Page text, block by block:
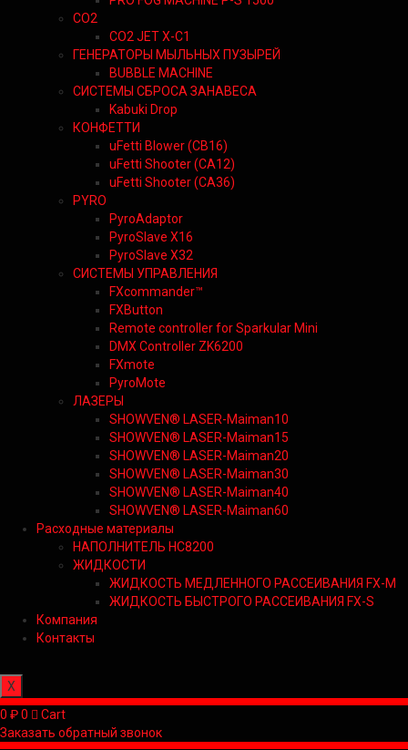
CO2
CO2 JET X-C1
ГЕНЕРАТОРЫ МЫЛЬНЫХ ПУЗЫРЕЙ
BUBBLE MACHINE
СИСТЕМЫ СБРОСА ЗАНАВЕСА
Kabuki Drop
КОНФЕТТИ
uFetti Blower (CB16)
uFetti Shooter (CA12)
uFetti Shooter (CA36)
PYRO
PyroAdaptor
PyroSlave X16
PyroSlave X32
СИСТЕМЫ УПРАВЛЕНИЯ
FXcommander™
FXButton
Remote controller for Sparkular Mini
DMX Controller ZK6200
FXmote
PyroMote
ЛАЗЕРЫ
SHOWVEN® LASER-Maiman10
SHOWVEN® LASER-Maiman15
SHOWVEN® LASER-Maiman20
SHOWVEN® LASER-Maiman30
SHOWVEN® LASER-Maiman40
SHOWVEN® LASER-Maiman60
Расходные материалы
НАПОЛНИТЕЛЬ HC8200
ЖИДКОСТИ
ЖИДКОСТЬ МЕДЛЕННОГО РАССЕИВАНИЯ FX-M
ЖИДКОСТЬ БЫСТРОГО РАССЕИВАНИЯ FX-S
Компания
Контакты
X
0 ₽0
Cart
Заказать обратный звонок